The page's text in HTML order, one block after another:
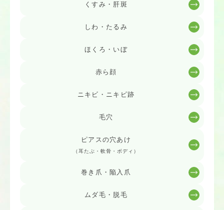
くすみ・肝斑
しわ・たるみ
ほくろ・いぼ
赤ら顔
ニキビ・ニキビ跡
毛穴
ピアスの穴あけ
（耳たぶ・軟骨・ボディ）
巻き爪・陥入爪
ムダ毛・脱毛